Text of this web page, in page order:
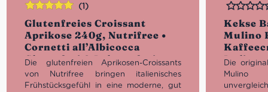
Glutenfreies Croissant
Aprikose 240g, Nutrifree •
Cornetti all’Albicocca
Glutenfrei & Laktosefrei
(1)
Die glutenfreien Aprikosen-Croissants
von Nutrifree bringen italienisches
Frühstücksgefühl in eine moderne, gut
Bewertet
mit5.00von
5
Kekse
Mulino
Italien
Bewertet
Die